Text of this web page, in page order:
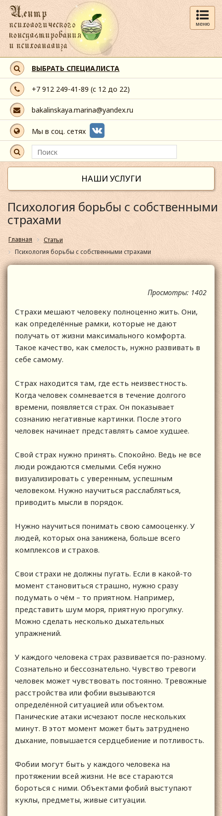
меню
ВЫБРАТЬ СПЕЦИАЛИСТА
+7 912 249-41-89 (с 12 до 22)
bakalinskaya.marina@yandex.ru
Мы в соц. сетях
НАШИ УСЛУГИ
Психология борьбы с собственными
страхами
Главная
Статьи
Психология борьбы с собственными страхами
Просмотры: 1402
Страхи мешают человеку полноценно жить. Они,
как определённые рамки, которые не дают
получать от жизни максимального комфорта.
Такое качество, как смелость, нужно развивать в
себе самому.
Страх находится там, где есть неизвестность.
Когда человек сомневается в течение долгого
времени, появляется страх. Он показывает
сознанию негативные картинки. После этого
человек начинает представлять самое худшее.
Свой страх нужно принять. Спокойно. Ведь не все
люди рождаются смелыми. Себя нужно
визуализировать с уверенным, успешным
человеком. Нужно научиться расслабляться,
приводить мысли в порядок.
Нужно научиться понимать свою самооценку. У
людей, которых она занижена, больше всего
комплексов и страхов.
Свои страхи не должны пугать. Если в какой-то
момент становиться страшно, нужно сразу
подумать о чём – то приятном. Например,
представить шум моря, приятную прогулку.
Можно сделать несколько дыхательных
упражнений.
У каждого человека страх развивается по-разному.
Сознательно и бессознательно. Чувство тревоги
человек может чувствовать постоянно. Тревожные
расстройства или фобии вызываются
определённой ситуацией или объектом.
Панические атаки исчезают после нескольких
минут. В этот момент может быть затруднено
дыхание, повышается сердцебиение и потливость.
Фобии могут быть у каждого человека на
протяжении всей жизни. Не все стараются
бороться с ними. Объектами фобий выступают
куклы, предметы, живые ситуации.